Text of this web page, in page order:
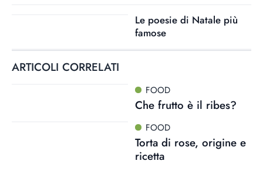
Le poesie di Natale più
famose
ARTICOLI CORRELATI
FOOD
Che frutto è il ribes?
FOOD
Torta di rose, origine e
ricetta